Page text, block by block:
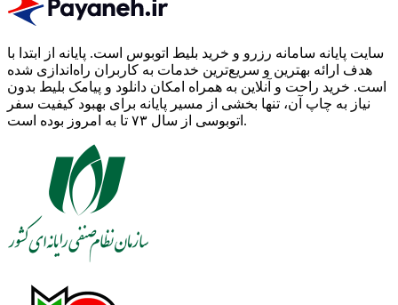
سایت پایانه سامانه رزرو و خرید بلیط اتوبوس است. پایانه از ابتدا با
هدف ارائه بهترین و سریع‌ترین خدمات به کاربران راه‌اندازی شده
است. خرید راحت و آنلاین به همراه امکان دانلود و پیامک بلیط بدون
نیاز به چاپ آن، تنها بخشی از مسیر پایانه برای بهبود کیفیت سفر
اتوبوسی از سال ۷۳ تا به امروز بوده است.